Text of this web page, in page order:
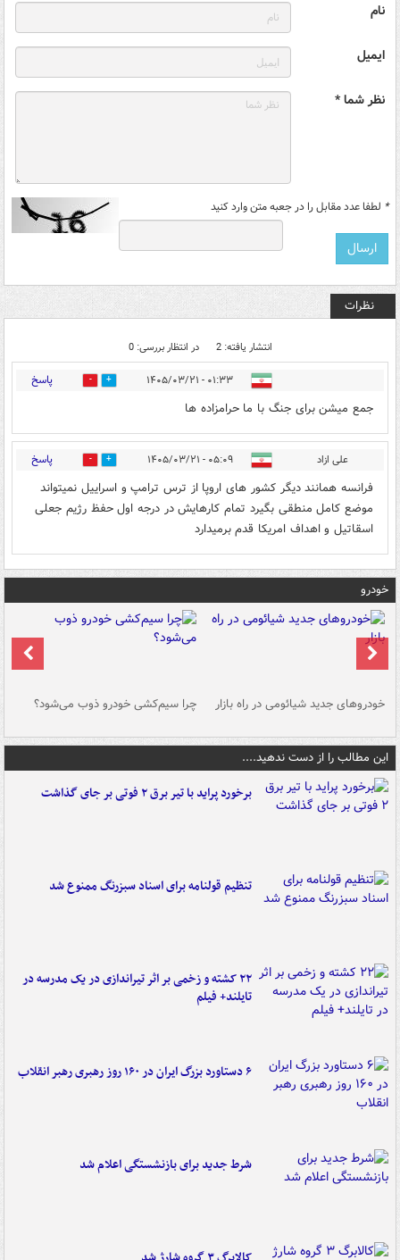
نام
ایمیل
نظر شما *
* لطفا عدد مقابل را در جعبه متن وارد کنید
نظرات
انتشار یافته: 2 در انتظار بررسی: 0
۰۱:۳۳ - ۱۴۰۵/۰۳/۲۱ 0 پاسخ
جمع میشن برای جنگ با ما حرامزاده ها
علی ازاد ۰۵:۰۹ - ۱۴۰۵/۰۳/۲۱ 0 پاسخ
فرانسه همانند دیگر کشور های اروپا از ترس ترامپ و اسراییل نمیتواند
موضع کامل منطقی بگیرد تمام کارهایش در درجه اول حفظ رژیم جعلی
اسقاتیل و اهداف امریکا قدم برمیدارد
خودرو
خودروهای جدید شیائومی در راه بازار چرا سیم‌کشی خودرو ذوب می‌شود؟
این مطالب را از دست ندهید....
برخورد پراید با تیر برق ۲ فوتی بر جای گذاشت
تنظیم قولنامه برای اسناد سبزرنگ ممنوع شد
۲۲ کشته و زخمی بر اثر تیراندازی در یک مدرسه در
تایلند+ فیلم
۶ دستاورد بزرگ ایران در ۱۶۰ روز رهبری رهبر انقلاب
شرط جدید برای بازنشستگی اعلام شد